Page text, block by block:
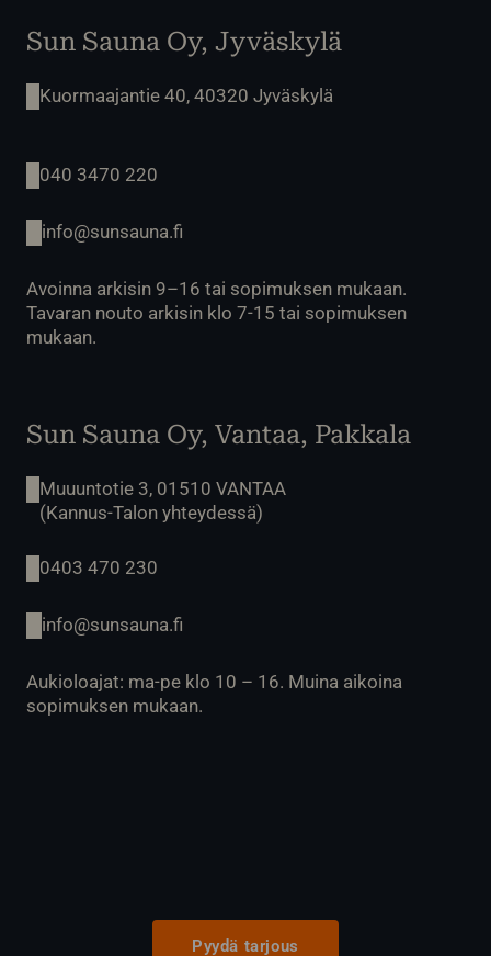
Sun Sauna Oy, Jyväskylä
Kuormaajantie 40, 40320 Jyväskylä
040 3470 220
info@sunsauna.fi
Avoinna arkisin 9–16 tai sopimuksen mukaan.
Tavaran nouto arkisin klo 7-15 tai sopimuksen
mukaan.
Sun Sauna Oy, Vantaa, Pakkala
Muuuntotie 3, 01510 VANTAA
(Kannus-Talon yhteydessä)
0403 470 230
info@sunsauna.fi
Aukioloajat: ma-pe klo 10 – 16. Muina aikoina
sopimuksen mukaan.
Pyydä tarjous